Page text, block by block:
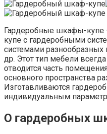
Гардеробные шкафы-
купе с гардеробными
системами
др. Этот тип мебели
отводится часть
основного пространства
Изготавливаются
индивидуальным
О гардеробных